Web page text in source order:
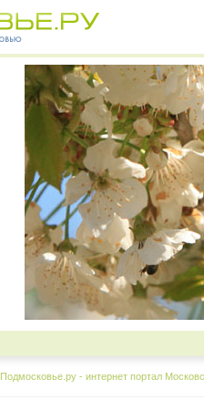
Подмосковье.ру - интернет портал